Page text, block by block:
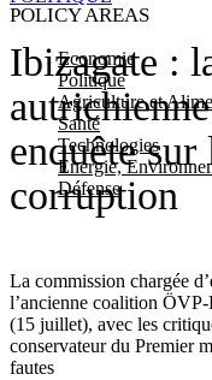
POLICY AREAS
Economie
Politique
Agriculture et
Santé
Technologies
Energie,
Défense
Ibizagate :
enquête sur
corruption
La commission chargée
l’ancienne coalition
(15 juillet), avec les
conservateur du Premier
fautes